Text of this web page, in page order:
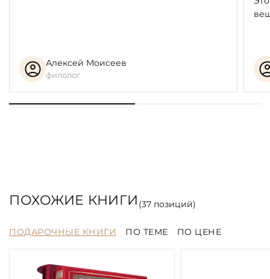
Алексей Моисеев
филолог
ПОХОЖИЕ КНИГИ (37позиций)
ПОДАРОЧНЫЕ КНИГИ ПО ТЕМЕ ПО ЦЕНЕ